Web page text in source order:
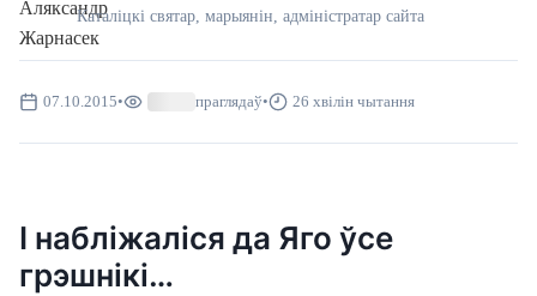
Каталіцкі святар, марыянін, адмiнiстратар сайта
07.10.2015• праглядаў• 26 хвілін чытання
І набліжаліся да Яго ўсе
грэшнікі…